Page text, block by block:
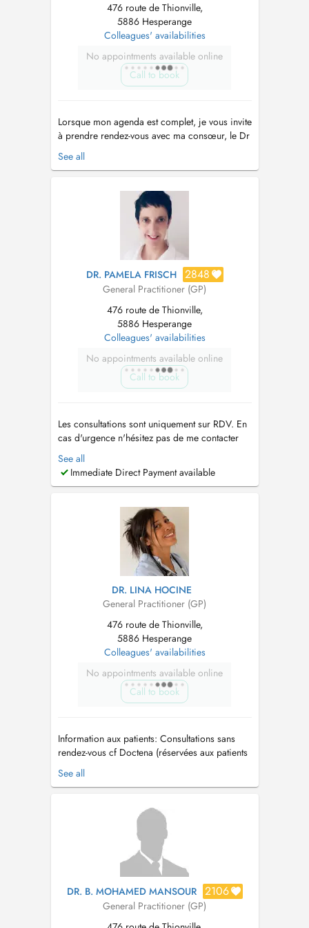
476 route de Thionville,
5886 Hesperange
Colleagues' availabilities
No appointments available online
Call to book
Lorsque mon agenda est complet, je vous invite
à prendre rendez-vous avec ma consœur, le Dr
Hocine Lina avec qui je partage mon cabinet.
Consultations sans rendez-vous cf Doctena
majoration -Accès selon l'ordre d'arrivée
Consultation non garan...
See all
DR. PAMELA FRISCH 2848
General Practitioner (GP)
476 route de Thionville,
5886 Hesperange
Colleagues' availabilities
No appointments available online
Call to book
Les consultations sont uniquement sur RDV. En
cas d'urgence n'hésitez pas de me contacter
par mail:
288559-1 Merci de votre compréhension que
Dr Pamela Frisch ne prend plus de nouveau
sauf urgences ou échographies. C...
See all
Immediate Direct Payment available
DR. LINA HOCINE
General Practitioner (GP)
476 route de Thionville,
5886 Hesperange
Colleagues' availabilities
No appointments available online
Call to book
Information aux patients: Consultations sans
rendez-vous cf Doctena (réservées aux patients
connus du centre) -Sans majoration -Accès
selon l'ordre d'arrivée Consultation non
créneaux disponibles. Consultations sur
See all
DR. B. MOHAMED MANSOUR 2106
General Practitioner (GP)